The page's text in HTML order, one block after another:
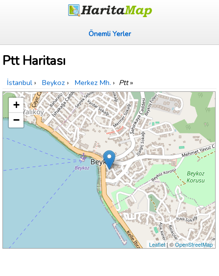
Önemli Yerler
Ptt Haritası
İstanbul › Beykoz › Merkez Mh. › Ptt»
+
−
Leaflet| ©OpenStreetMap